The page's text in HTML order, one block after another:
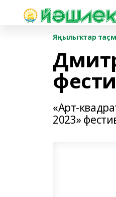
Яңылыҡтар
«Арт-
2023»